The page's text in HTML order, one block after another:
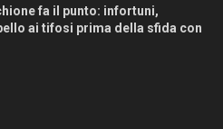
fa il punto: infortuni,
ai tifosi prima della sfida con